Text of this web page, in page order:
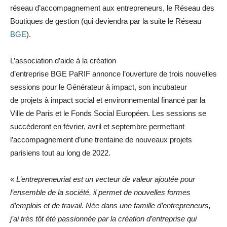
réseau d’accompagnement aux entrepreneurs, le Réseau des
Boutiques de gestion (qui deviendra par la suite le Réseau
BGE).
L’association d’aide à la création
d’entreprise BGE PaRIF annonce l’ouverture de trois nouvelles
sessions pour le Générateur à impact, son incubateur
de projets à impact social et environnemental financé par la
Ville de Paris et le Fonds Social Européen. Les sessions se
succèderont en février, avril et septembre permettant
l’accompagnement d’une trentaine de nouveaux projets
parisiens tout au long de 2022.
« L’entrepreneuriat est un vecteur de valeur ajoutée pour
l’ensemble de la société, il permet de nouvelles formes
d’emplois et de travail. Née dans une famille d’entrepreneurs,
j’ai très tôt été passionnée par la création d’entreprise qui